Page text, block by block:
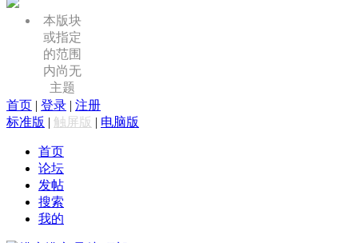
本版块
或指定
的范围
内尚无
主题
首页 | 登录 | 注册
标准版 | 触屏版 | 电脑版
首页
论坛
发帖
搜索
我的